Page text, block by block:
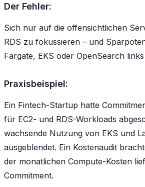
Der Fehler:
Sich nur auf die offensichtlichen
RDS zu fokussieren – und
Fargate, EKS oder OpenSearch
Praxisbeispiel:
Ein Fintech-Startup hatte
für EC2- und RDS-Workloads
wachsende Nutzung von EKS und
ausgeblendet. Ein Kostenaudit
der monatlichen Compute-Kosten
Commitment.